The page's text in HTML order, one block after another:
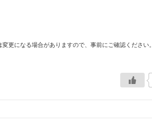
更になる場合がありますので、事前にご確認ください。